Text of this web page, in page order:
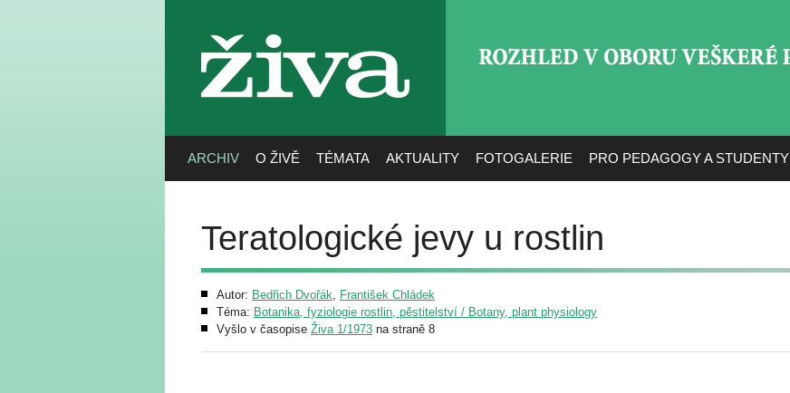
živa
ARCHIV O ŽIVĚ TÉMATA AKTUALITY FOTOGALERIE PRO PEDAGOGY A STUDENTY
Teratologické jevy u rostlin
Autor: Bedřich Dvořák, František Chládek
Téma: Botanika, fyziologie rostlin, pěstitelství / Botany, plant physiology
Vyšlo v časopise Živa 1/1973 na straně 8